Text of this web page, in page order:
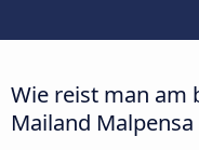
Wie reist man am
Mailand